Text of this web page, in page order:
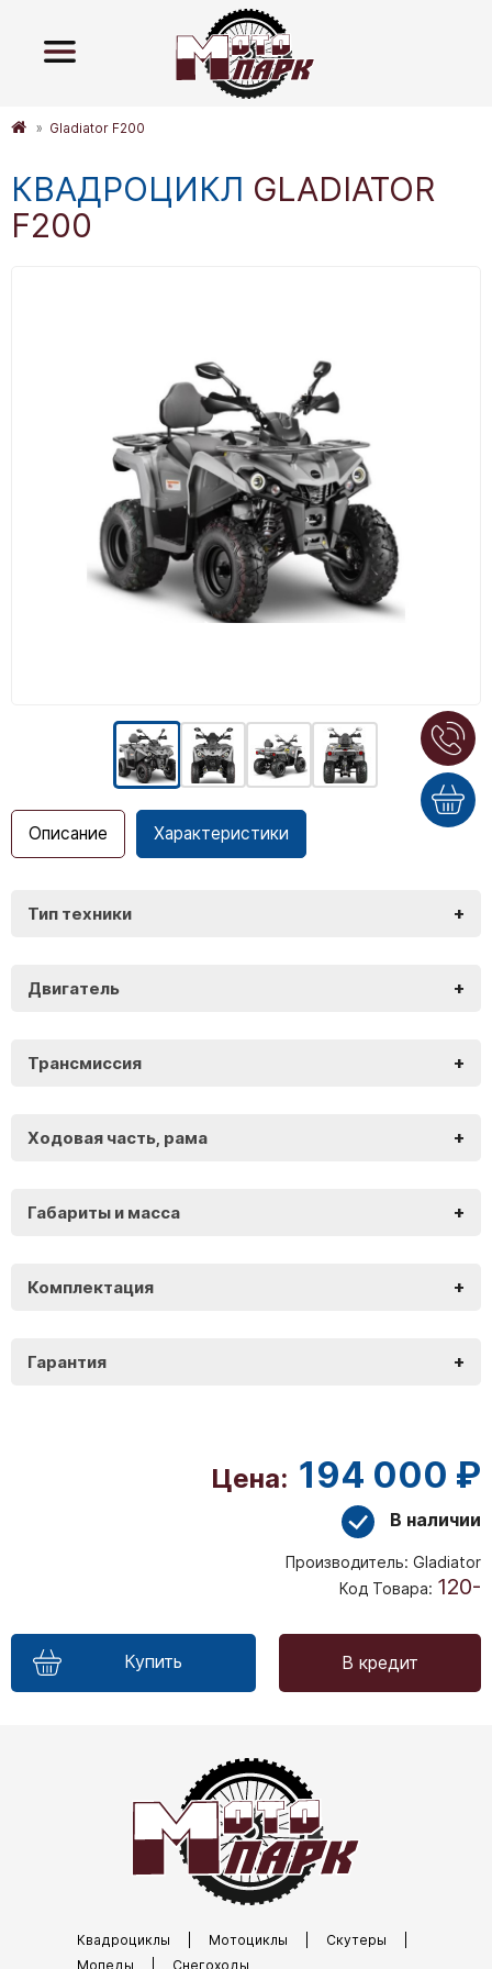
Gladiator F200
КВАДРОЦИКЛ GLADIATOR
F200
Описание Характеристики
Тип техники +
Двигатель +
Трансмиссия +
Ходовая часть, рама +
Габариты и масса +
Комплектация +
Гарантия +
Цена: 194 000 ₽
В наличии
Производитель: Gladiator
Код Товара: 120-
Купить В кредит
Квадроциклы Мотоциклы Скутеры
Мопеды
Снегоходы